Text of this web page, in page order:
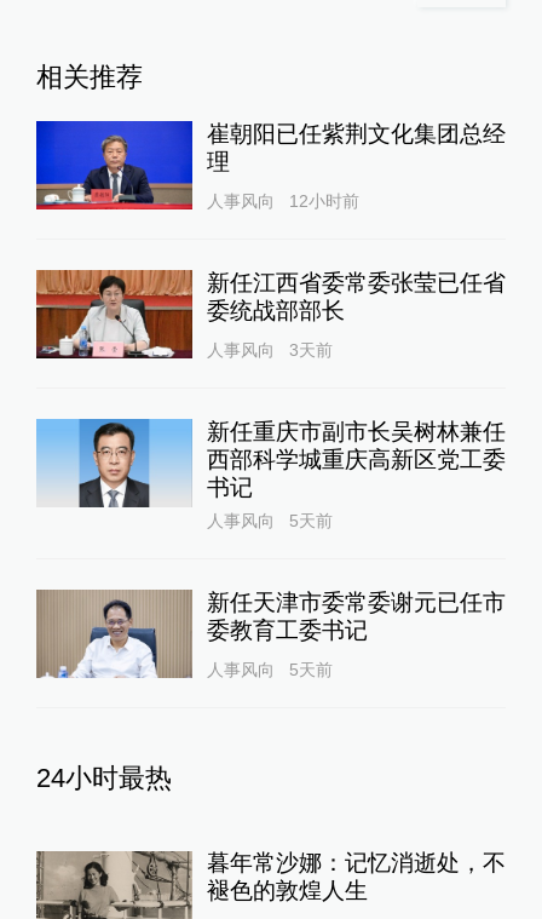
相关推荐
崔朝阳已任紫荆文化集团总经
理
人事风向 12小时前
新任江西省委常委张莹已任省
委统战部部长
人事风向 3天前
新任重庆市副市长吴树林兼任
西部科学城重庆高新区党工委
书记
人事风向 5天前
新任天津市委常委谢元已任市
委教育工委书记
人事风向 5天前
24小时最热
暮年常沙娜：记忆消逝处，不
褪色的敦煌人生